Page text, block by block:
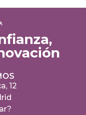
12